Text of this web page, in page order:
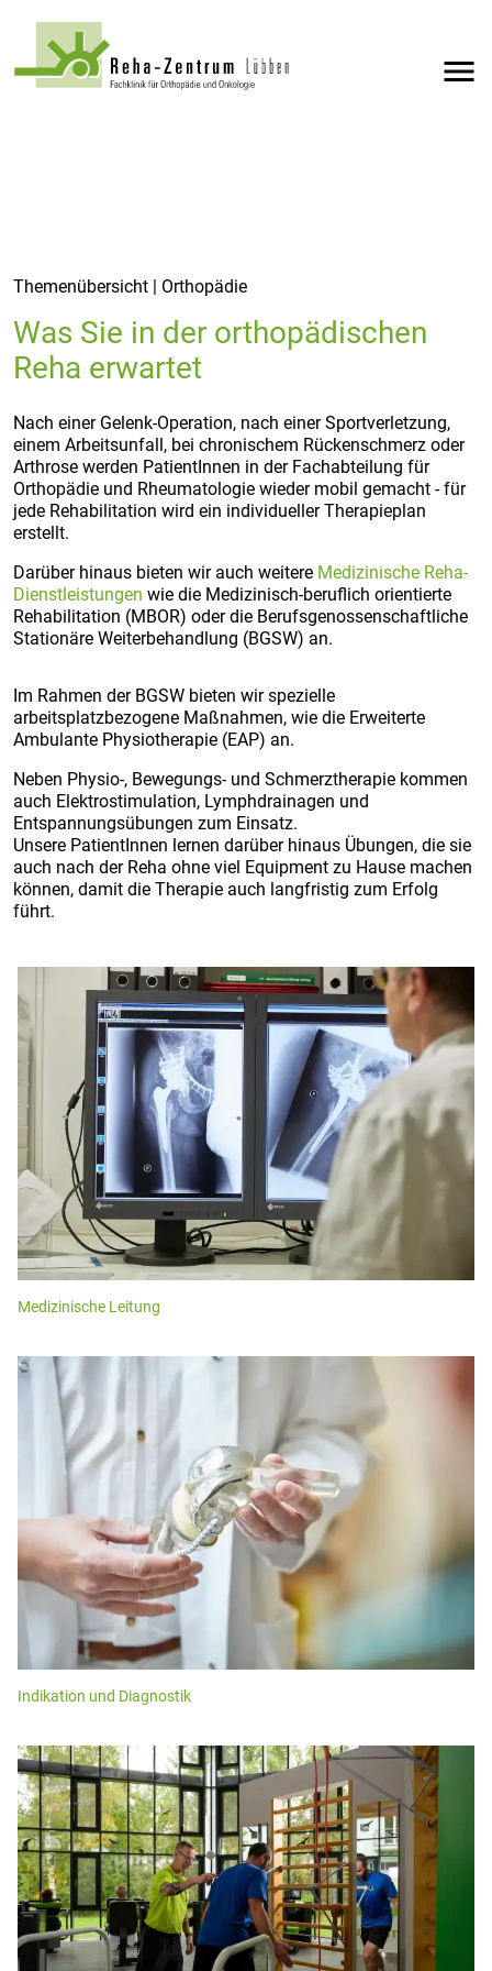
menu
Themenübersicht | Orthopädie
Was Sie in der orthopädischen
Reha erwartet
Nach einer Gelenk-Operation, nach einer Sportverletzung,
einem Arbeitsunfall, bei chronischem Rückenschmerz oder
Arthrose werden PatientInnen in der Fachabteilung für
Orthopädie und Rheumatologie wieder mobil gemacht - für
jede Rehabilitation wird ein individueller Therapieplan
erstellt.
Darüber hinaus bieten wir auch weitere Medizinische Reha-
Dienstleistungen wie die Medizinisch-beruflich orientierte
Rehabilitation (MBOR) oder die Berufsgenossenschaftliche
Stationäre Weiterbehandlung (BGSW) an.
Im Rahmen der BGSW bieten wir spezielle
arbeitsplatzbezogene Maßnahmen, wie die Erweiterte
Ambulante Physiotherapie (EAP) an.
Neben Physio-, Bewegungs- und Schmerztherapie kommen
auch Elektrostimulation, Lymphdrainagen und
Entspannungsübungen zum Einsatz.
Unsere PatientInnen lernen darüber hinaus Übungen, die sie
auch nach der Reha ohne viel Equipment zu Hause machen
können, damit die Therapie auch langfristig zum Erfolg
führt.
Medizinische Leitung
Indikation und Diagnostik